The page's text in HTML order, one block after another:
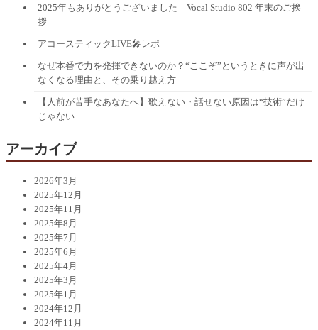
2025年もありがとうございました｜Vocal Studio 802 年末のご挨
拶
アコースティックLIVE🎤レポ
なぜ本番で力を発揮できないのか？“ここぞ”というときに声が出
なくなる理由と、その乗り越え方
【人前が苦手なあなたへ】歌えない・話せない原因は“技術”だけ
じゃない
アーカイブ
2026年3月
2025年12月
2025年11月
2025年8月
2025年7月
2025年6月
2025年4月
2025年3月
2025年1月
2024年12月
2024年11月